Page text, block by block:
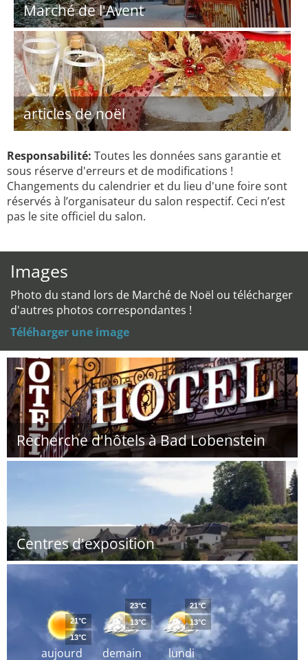
Marché de l'Avent
articles de noël
Responsabilité: Toutes les données sans garantie et
sous réserve d'erreurs et de modifications !
Changements du calendrier et du lieu d'une foire sont
réservés à l’organisateur du salon respectif. Ceci n’est
pas le site officiel du salon.
Images
Photo du stand lors de Marché de Noël ou télécharger
d'autres photos correspondantes !
Téléharger une image
Recherche d'hôtels à Bad Lobenstein
Centres d'exposition
aujourd
21°C
13°C
demain
23°C
13°C
lundi
21°C
13°C